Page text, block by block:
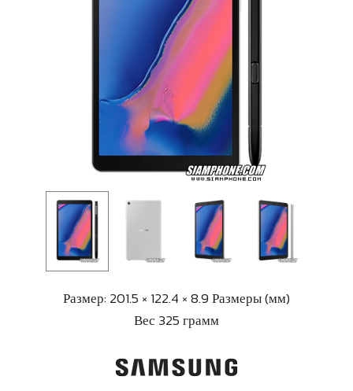
Размер: 201.5 × 122.4 × 8.9 Размеры (мм)
Вес 325 грамм